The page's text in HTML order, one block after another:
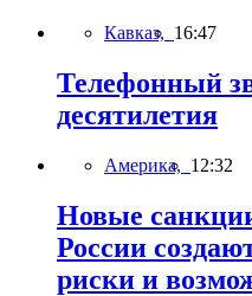
Кавказ, 16:47
Телефонный
десятилетия
Америка, 12:32
Новые
России
риски и